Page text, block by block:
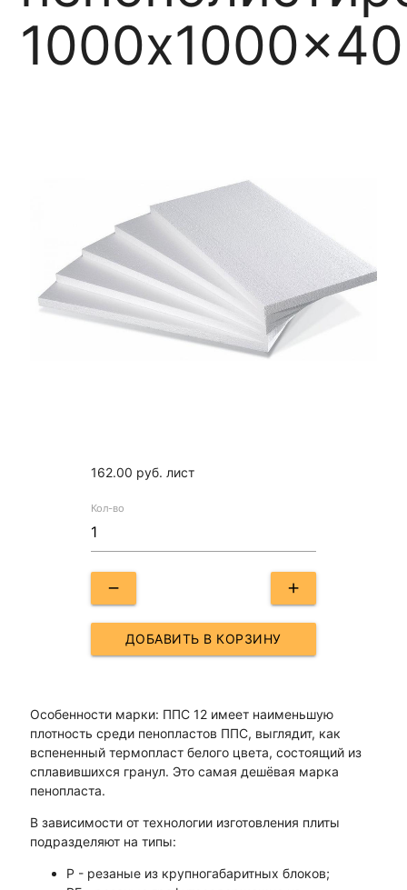
162.00 руб. лист
Кол-во
remove add
ДОБАВИТЬ В КОРЗИНУ
Особенности марки: ППС 12 имеет наименьшую
плотность среди пенопластов ППС, выглядит, как
вспененный термопласт белого цвета, состоящий из
сплавившихся гранул. Это самая дешёвая марка
пенопласта.
В зависимости от технологии изготовления плиты
подразделяют на типы:
Р - резаные из крупногабаритных блоков;